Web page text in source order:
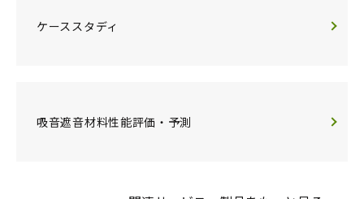
ケーススタディ
吸音遮音材料性能評価・予測